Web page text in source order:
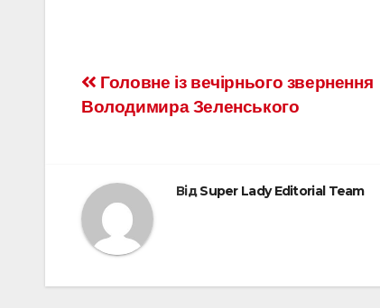
Головне із вечірнього звернення
Володимира Зеленського
ВідSuper Lady Editorial Team